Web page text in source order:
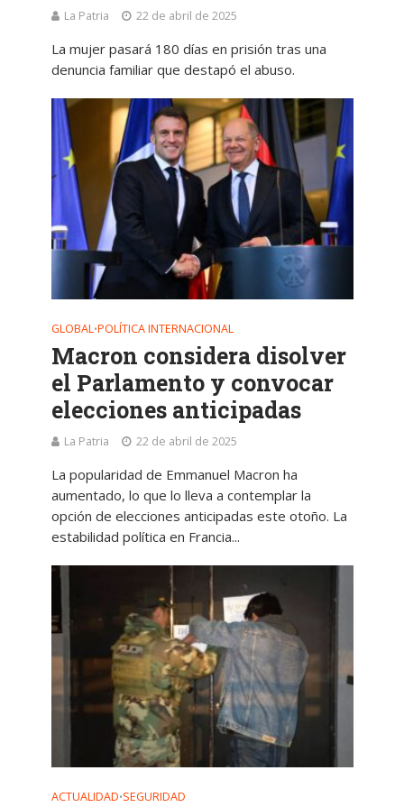
La Patria 22 de abril de 2025
La mujer pasará 180 días en prisión tras una
denuncia familiar que destapó el abuso.
GLOBAL•POLÍTICA INTERNACIONAL
Macron considera disolver
el Parlamento y convocar
elecciones anticipadas
La Patria 22 de abril de 2025
La popularidad de Emmanuel Macron ha
aumentado, lo que lo lleva a contemplar la
opción de elecciones anticipadas este otoño. La
estabilidad política en Francia...
ACTUALIDAD•SEGURIDAD